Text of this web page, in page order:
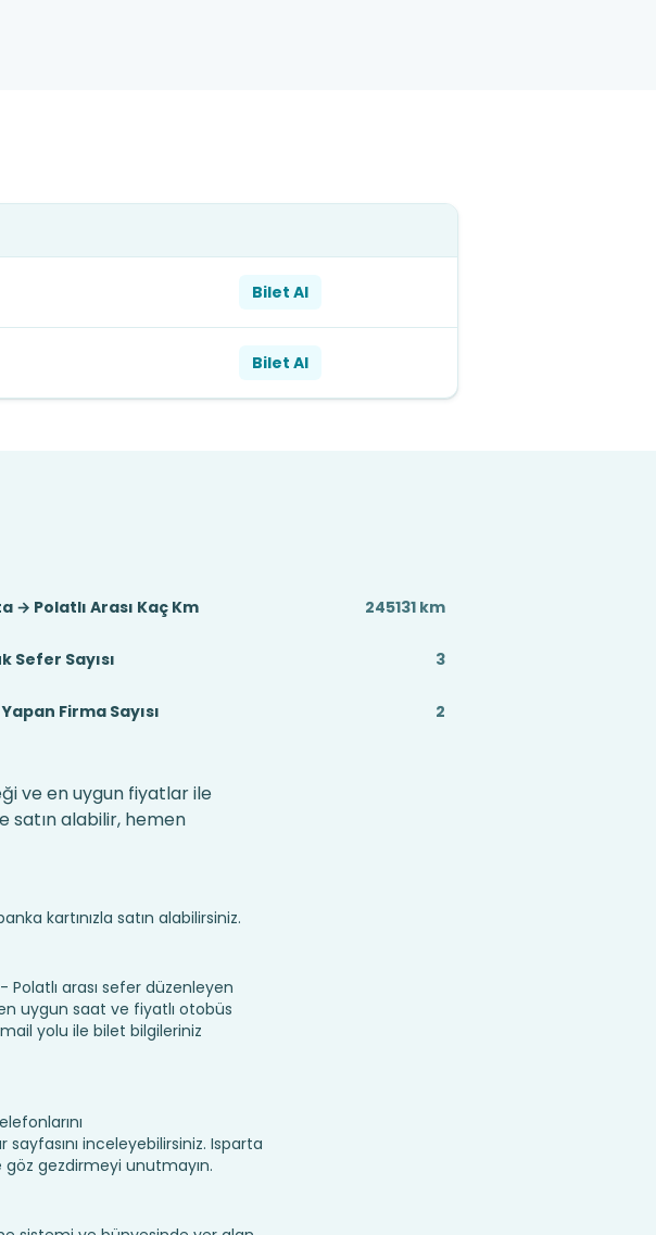
Bilet Al
Bilet Al
→ Polatlı Arası Kaç Km 245131 km
Sefer Sayısı 3
Firma Sayısı 2
ve en uygun fiyatlar ile
satın alabilir, hemen
kartınızla satın alabilirsiniz.
arası sefer düzenleyen
uygun saat ve fiyatlı otobüs
yolu ile bilet bilgileriniz
inceleyebilirsiniz. Isparta
göz gezdirmeyi unutmayın.